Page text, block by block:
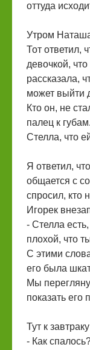
оттуда
Утром Наташа
Тот ответил,
девочкой,
рассказала,
может выйти
Кто он, не
палец к
Стелла, что
Я ответил,
общается с
спросил, кто
Игорек
- Стелла
плохой, что
С этими
его была
Мы
показать его
Тут к
- Как